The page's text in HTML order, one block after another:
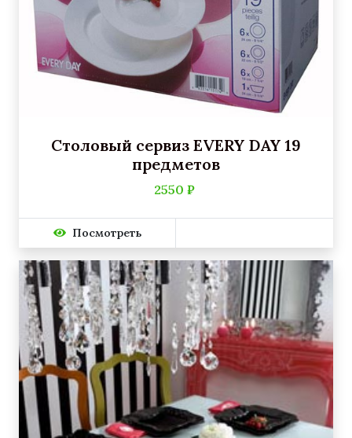
Столовый сервиз EVERY DAY 19
предметов
2550 ₽
Посмотреть